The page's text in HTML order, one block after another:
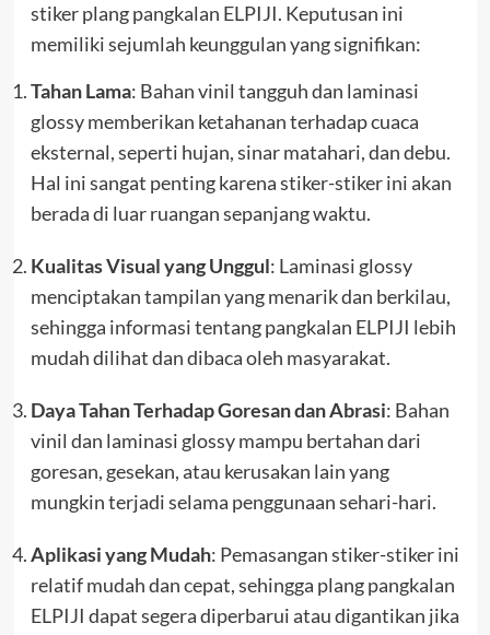
stiker plang pangkalan ELPIJI. Keputusan ini
memiliki sejumlah keunggulan yang signifikan:
Tahan Lama: Bahan vinil tangguh dan laminasi
glossy memberikan ketahanan terhadap cuaca
eksternal, seperti hujan, sinar matahari, dan debu.
Hal ini sangat penting karena stiker-stiker ini akan
berada di luar ruangan sepanjang waktu.
Kualitas Visual yang Unggul: Laminasi glossy
menciptakan tampilan yang menarik dan berkilau,
sehingga informasi tentang pangkalan ELPIJI lebih
mudah dilihat dan dibaca oleh masyarakat.
Daya Tahan Terhadap Goresan dan Abrasi: Bahan
vinil dan laminasi glossy mampu bertahan dari
goresan, gesekan, atau kerusakan lain yang
mungkin terjadi selama penggunaan sehari-hari.
Aplikasi yang Mudah: Pemasangan stiker-stiker ini
relatif mudah dan cepat, sehingga plang pangkalan
ELPIJI dapat segera diperbarui atau digantikan jika